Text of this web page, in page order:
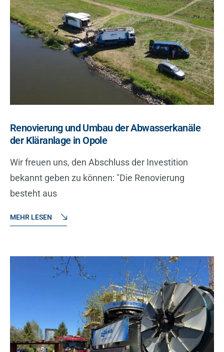
Renovierung und Umbau der Abwasserkanäle
der Kläranlage in Opole
Wir freuen uns, den Abschluss der Investition
bekannt geben zu können: "Die Renovierung
besteht aus
MEHR LESEN